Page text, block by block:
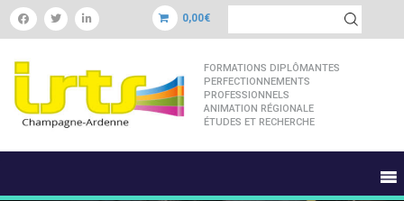
0,00€
FORMATIONS DIPLÔMANTES
PERFECTIONNEMENTS
PROFESSIONNELS
ANIMATION RÉGIONALE
ÉTUDES ET RECHERCHE